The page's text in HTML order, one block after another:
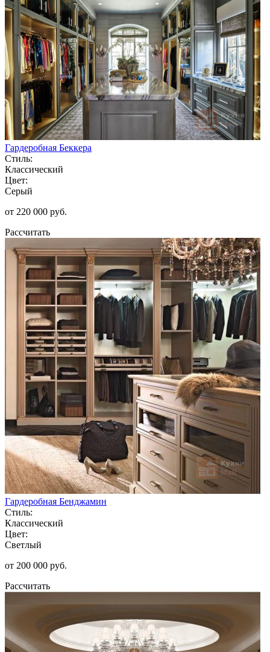
Гардеробная Беккера
Стиль:
Классический
Цвет:
Серый
от 220 000 руб.
Рассчитать
Гардеробная Бенджамин
Стиль:
Классический
Цвет:
Светлый
от 200 000 руб.
Рассчитать